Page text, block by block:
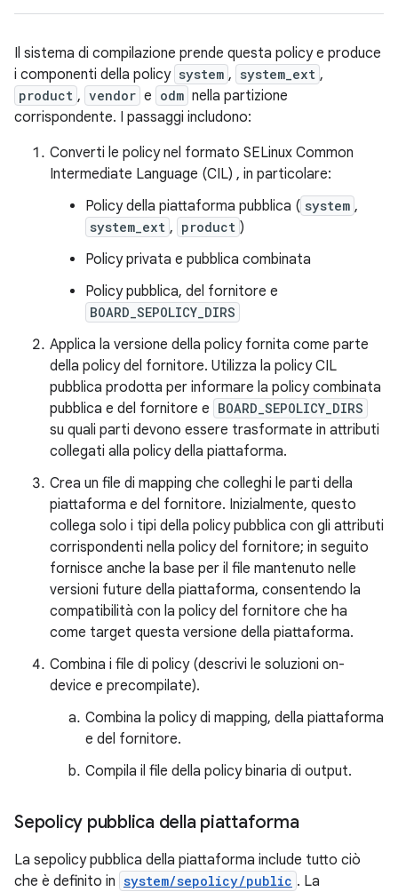
Il sistema di compilazione prende questa policy e produce
i componenti della policy system , system_ext ,
product , vendor e odm nella partizione
corrispondente. I passaggi includono:
Converti le policy nel formato SELinux Common
Intermediate Language (CIL) , in particolare:
Policy della piattaforma pubblica ( system ,
system_ext , product )
Policy privata e pubblica combinata
Policy pubblica, del fornitore e
BOARD_SEPOLICY_DIRS
Applica la versione della policy fornita come parte
della policy del fornitore. Utilizza la policy CIL
pubblica prodotta per informare la policy combinata
pubblica e del fornitore e BOARD_SEPOLICY_DIRS
su quali parti devono essere trasformate in attributi
collegati alla policy della piattaforma.
Crea un file di mapping che colleghi le parti della
piattaforma e del fornitore. Inizialmente, questo
collega solo i tipi della policy pubblica con gli attributi
corrispondenti nella policy del fornitore; in seguito
fornisce anche la base per il file mantenuto nelle
versioni future della piattaforma, consentendo la
compatibilità con la policy del fornitore che ha
come target questa versione della piattaforma.
Combina i file di policy (descrivi le soluzioni on-
device e precompilate).
Combina la policy di mapping, della piattaforma
e del fornitore.
Compila il file della policy binaria di output.
Sepolicy pubblica della piattaforma
La sepolicy pubblica della piattaforma include tutto ciò
che è definito in system/sepolicy/public . La